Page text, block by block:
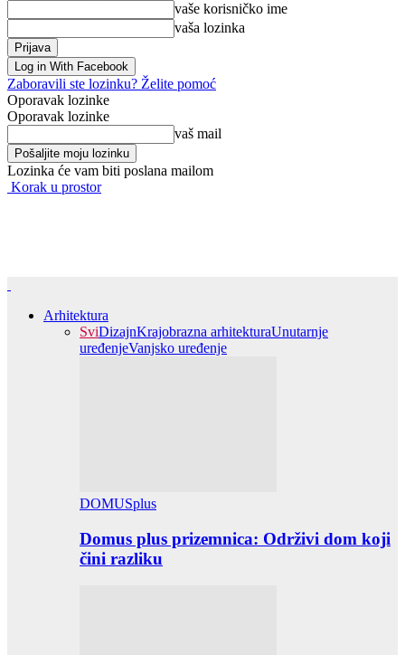
vaše korisničko ime
vaša lozinka
Log in With Facebook
Zaboravili ste lozinku? Želite pomoć
Oporavak lozinke
Oporavak lozinke
vaš mail
Lozinka će vam biti poslana mailom
Korak u prostor
Arhitektura
SviDizajnKrajobrazna arhitekturaUnutarnje
uređenjeVanjsko uređenje
DOMUSplus
Domus plus prizemnica: Održivi dom koji
čini razliku